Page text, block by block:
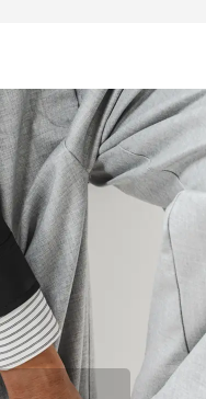
leur publication
et leur publication